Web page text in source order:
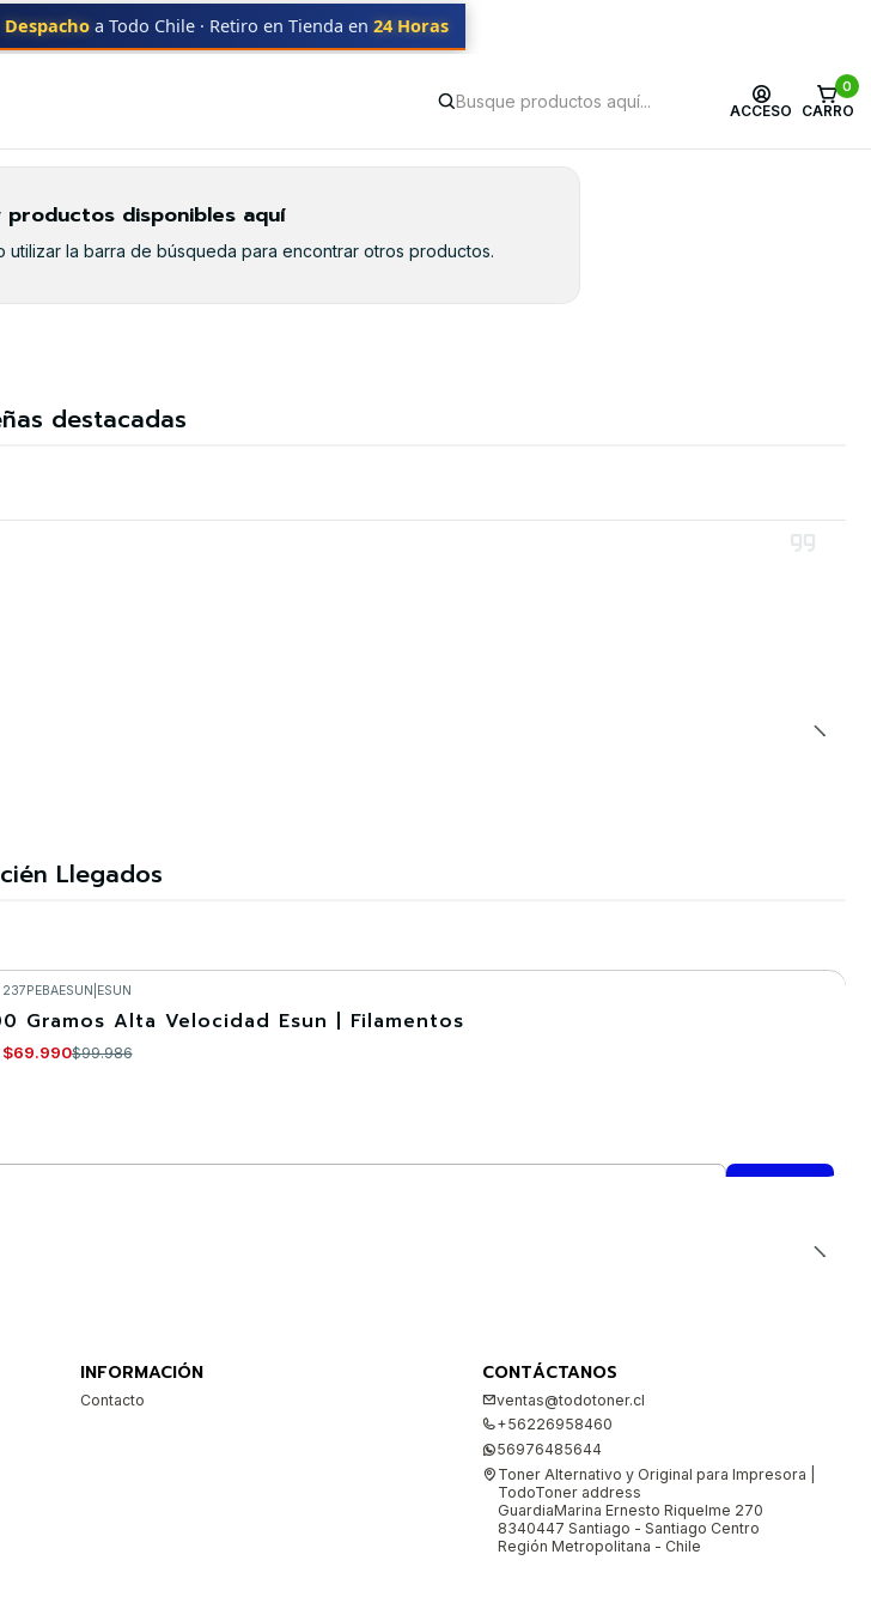
ACCESO
0
CARRO
Despacho a Todo Chile · Retiro en Tienda en 24 Horas
4606
productos disponibles aquí
la barra de búsqueda para encontrar otros productos.
destacadas
Llegados
237PEBAESUN ESUN
Gramos Alta Velocidad Esun | Filamentos
$69.990$99.986
INFORMACIÓN
Contacto
CONTÁCTANOS
ventas@todotoner.cl
+56226958460
56976485644
Toner Alternativo y Original para Impresora |
TodoToner address
GuardiaMarina Ernesto Riquelme 270
8340447 Santiago - Santiago Centro
Región Metropolitana - Chile